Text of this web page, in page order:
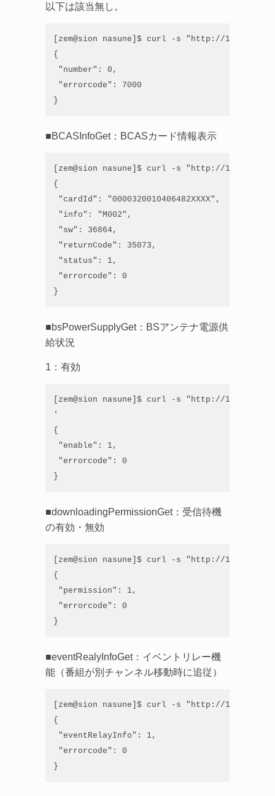
以下は該当無し。
[zem@sion nasune]$ curl -s "http://
{
"number": 0,
"errorcode": 7000
}
■BCASInfoGet：BCASカード情報表示
[zem@sion nasune]$ curl -s "http://
{
"cardId": "0000320010406482XXXX",
"info": "M002",
"sw": 36864,
"returnCode": 35073,
"status": 1,
"errorcode": 0
}
■bsPowerSupplyGet：BSアンテナ電源供
給状況
1：有効
[zem@sion nasune]$ curl -s "http://
'
{
"enable": 1,
"errorcode": 0
}
■downloadingPermissionGet：受信待機
の有効・無効
[zem@sion nasune]$ curl -s "http://
{
"permission": 1,
"errorcode": 0
}
■eventRealyInfoGet：イベントリレー機
能（番組が別チャンネル移動時に追従）
[zem@sion nasune]$ curl -s "http://
{
"eventRelayInfo": 1,
"errorcode": 0
}